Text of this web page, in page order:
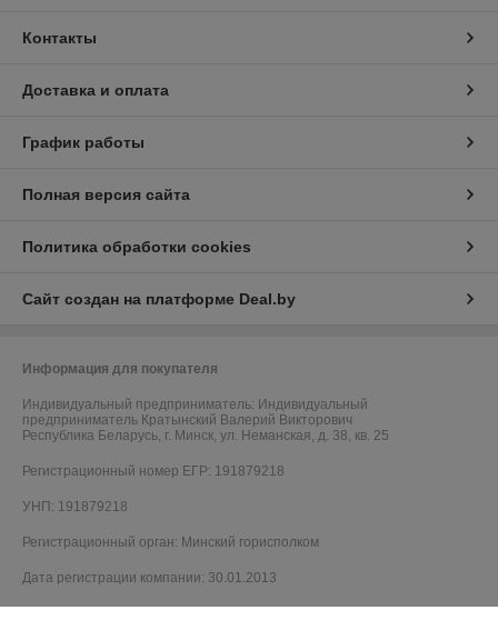
Контакты
Доставка и оплата
График работы
Полная версия сайта
Политика обработки cookies
Сайт создан на платформе Deal.by
Информация для покупателя
Индивидуальный предприниматель: Индивидуальный
предприниматель Кратынский Валерий Викторович
Республика Беларусь, г. Минск, ул. Неманская, д. 38, кв. 25
Регистрационный номер ЕГР: 191879218
УНП: 191879218
Регистрационный орган: Минский горисполком
Дата регистрации компании: 30.01.2013